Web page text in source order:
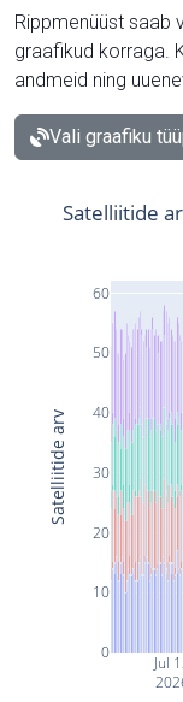
Rippmenüüst saab
graafikud korraga.
andmeid ning
Vali graafiku
Jul
0
10
20
30
40
50
60
Satelliitide
Satelliitide arv